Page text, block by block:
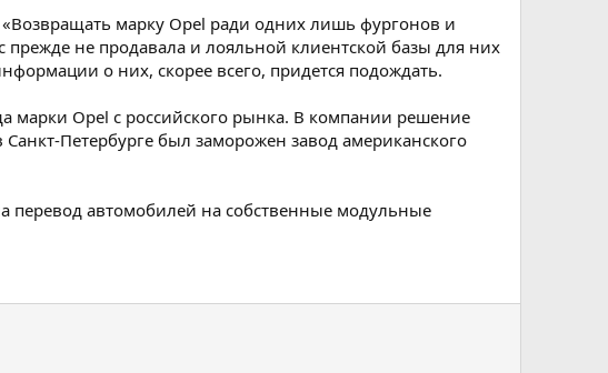
марку Opel ради одних лишь фургонов и
не продавала и лояльной клиентской базы для них
о них, скорее всего, придется подождать.
марки Opel с российского рынка. В компании решение
Петербурге был заморожен завод американского
перевод автомобилей на собственные модульные